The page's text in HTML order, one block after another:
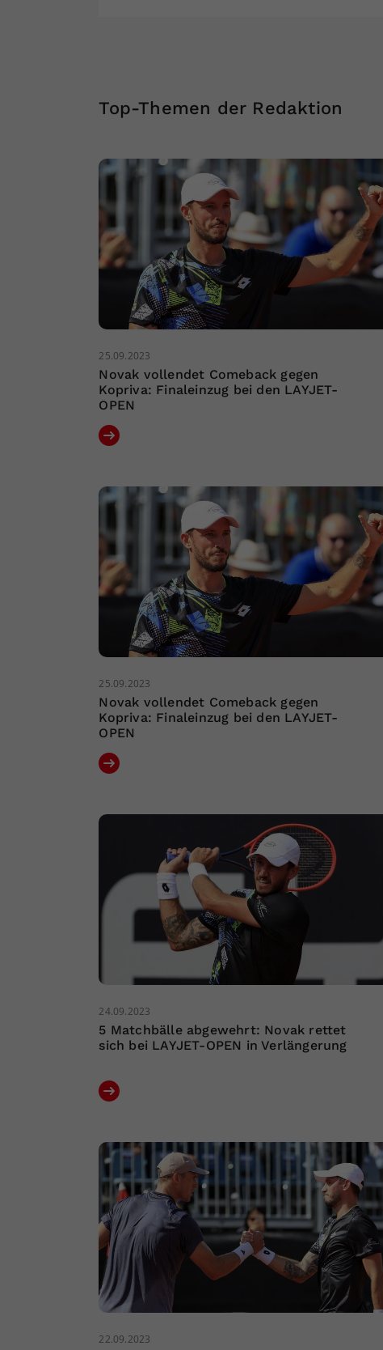
Top-Themen der Redaktion
25.09.2023
Novak vollendet Comeback gegen
Kopriva: Finaleinzug bei den LAYJET-
OPEN
25.09.2023
Novak vollendet Comeback gegen
Kopriva: Finaleinzug bei den LAYJET-
OPEN
24.09.2023
5 Matchbälle abgewehrt: Novak rettet
sich bei LAYJET-OPEN in Verlängerung
22.09.2023